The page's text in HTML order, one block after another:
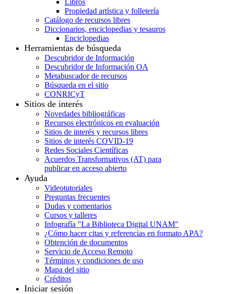
Libros
Propiedad artística y folletería
Catálogo de recursos libres
Diccionarios, enciclopedias y tesauros
Enciclopedias
Herramientas de búsqueda
Descubridor de Información
Descubridor de Información OA
Metabuscador de recursos
Búsqueda en el sitio
CONRICyT
Sitios de interés
Novedades bibliográficas
Recursos electrónicos en evaluación
Sitios de interés y recursos libres
Sitios de interés COVID-19
Redes Sociales Científicas
Acuerdos Transformativos (AT) para
publicar en acceso abierto
Ayuda
Videotutoriales
Preguntas frecuentes
Dudas y comentarios
Cursos y talleres
Infografía "La Biblioteca Digital UNAM"
¿Cómo hacer citas y referencias en formato APA?
Obtención de documentos
Servicio de Acceso Remoto
Términos y condiciones de uso
Mapa del sitio
Créditos
Iniciar sesión